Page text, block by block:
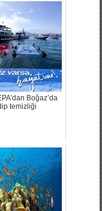
Boğaz’da
temizliği